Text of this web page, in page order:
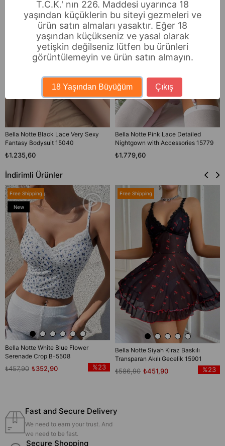
Bella Notte Black Lace Very Sexy
Fantasy Bodysuit 15040
₺1.235,60
Bella Notte Pink Lace Detailed
Nightgown with Accessories 15779
₺1.779,60
İndirimli Ürünler
Bella Notte White Blue Flower
Serenade Crop B-5508
₺352,90
₺457,90 %23
Free Shipping
New
Bella Notte Siyah Kiraz Baskılı
Transparan Akılı Gecelik 15901
₺451,90
₺586,90 %23
Free Shipping
Fast and Secure Delivery
We need to earn your trust. And
we need to be fast.
Secure Shopping
T.C.K.' nın 226. Maddesi uyarınca 18
yaşından küçüklerin bu siteyi gezmeleri ve
ürün satın almaları yasaktır. Eğer 18
yaşından küçükseniz ve yasal olarak
yetişkin değilseniz lütfen bu ürünleri
görüntülemeyin ve ürün satın almayın.
18 Yaşından Büyüğüm Çıkış